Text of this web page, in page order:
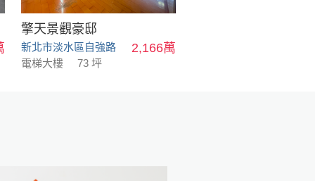
擎天景觀豪邸
新北市淡水區自強路 2,166萬
電梯大樓 73 坪